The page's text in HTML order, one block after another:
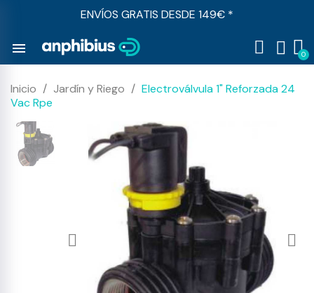
ENVÍOS GRATIS DESDE 149€ *
menu
Inicio Jardín y Riego
Electroválvula 1" Reforzada 24
Vac Rpe